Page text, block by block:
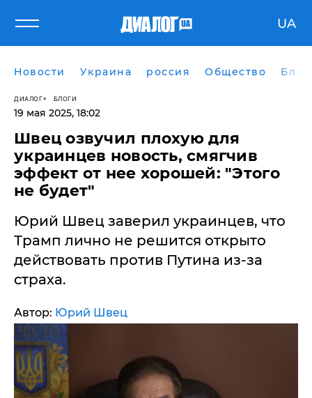
UA
Новости Украина россия Общество
ДИАЛОГ БЛОГИ
19 мая 2025, 18:02
Швец озвучил плохую для
украинцев новость, смягчив
эффект от нее хорошей: "Этого
не будет"
Юрий Швец заверил украинцев, что
Трамп лично не решится открыто
действовать против Путина из-за
страха.
Автор: Юрий Швец